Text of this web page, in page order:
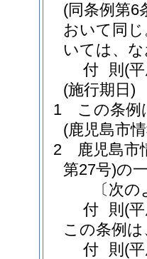
(同条例第6
おいて同じ
いては、
付 則 (
(施行期日)
1
この条例
(鹿児島市
2
鹿児島市
第27号)の
〔次
付 則 (
この条例
付 則 (